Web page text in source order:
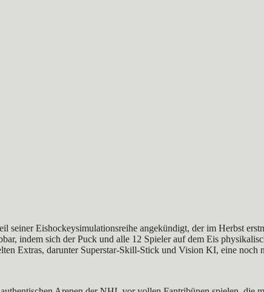
seiner Eishockeysimulationsreihe angekündigt, der im Herbst
indem sich der Puck und alle 12 Spieler auf dem Eis
Extras, darunter Superstar-Skill-Stick und Vision KI, eine noch